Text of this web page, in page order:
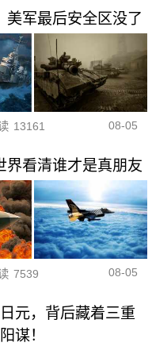
美军最后安全区没了
13161 08-05
界看清谁才是真朋友
7539 08-05
元，背后藏着三重
谋！